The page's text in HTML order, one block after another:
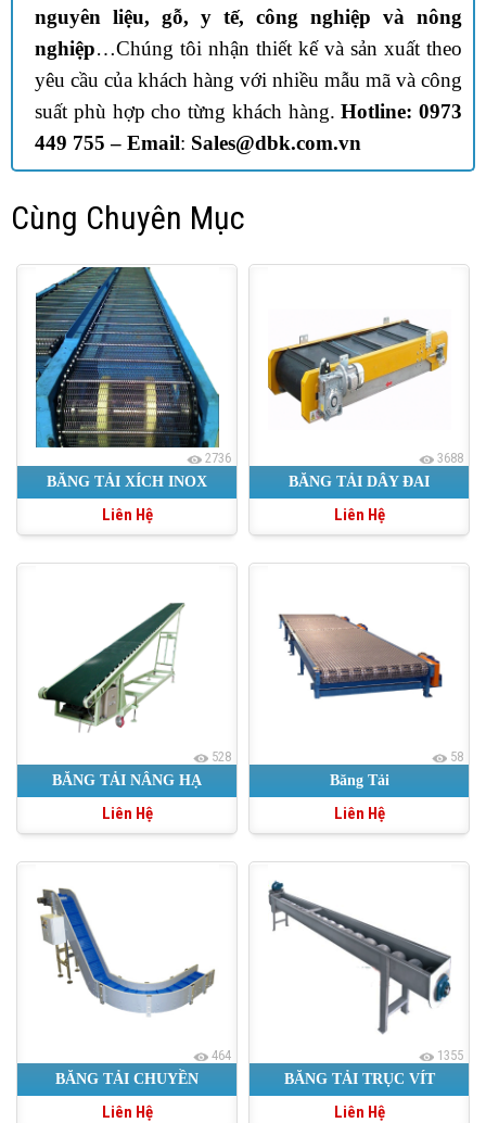
nguyên liệu, gỗ, y tế, công nghiệp và nông
nghiệp…Chúng tôi nhận thiết kế và sản xuất theo
yêu cầu của khách hàng với nhiều mẫu mã và công
suất phù hợp cho từng khách hàng.Hotline: 0973
449 755 – Email: Sales@dbk.com.vn
Cùng Chuyên Mục
2736
BĂNG TẢI XÍCH INOX
Liên Hệ
3688
BĂNG TẢI DÂY ĐAI
Liên Hệ
528
BĂNG TẢI NÂNG HẠ
Liên Hệ
58
Băng Tải
Liên Hệ
464
BĂNG TẢI CHUYỀN
Liên Hệ
1355
BĂNG TẢI TRỤC VÍT
Liên Hệ